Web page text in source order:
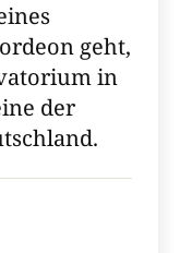
geht,
in
der